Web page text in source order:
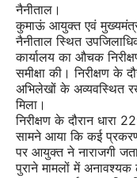
नैनीताल।
कुमाऊं आयुक्त एवं
नैनीताल स्थित
कार्यालय का औचक
समीक्षा की। निरीक्षण के
अभिलेखों के अव्यवस्थित
मिला।
निरीक्षण के दौरान धारा
सामने आया कि कई
पर आयुक्त ने नाराजगी
पुराने मामलों में